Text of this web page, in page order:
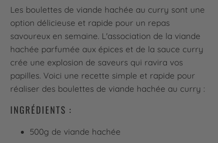
Les boulettes de viande hachée au curry sont une
option délicieuse et rapide pour un repas
savoureux en semaine. L'association de la viande
hachée parfumée aux épices et de la sauce curry
crée une explosion de saveurs qui ravira vos
papilles. Voici une recette simple et rapide pour
réaliser des boulettes de viande hachée au curry :
INGRÉDIENTS :
500g de viande hachée